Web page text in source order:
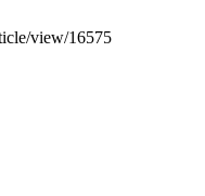
view/16575